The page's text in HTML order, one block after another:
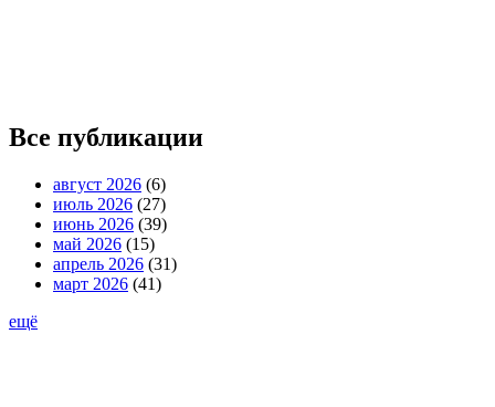
Все публикации
август 2026 (6)
июль 2026 (27)
июнь 2026 (39)
май 2026 (15)
апрель 2026 (31)
март 2026 (41)
ещё